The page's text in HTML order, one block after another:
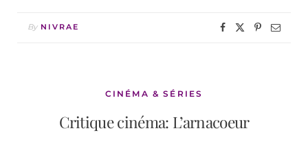
By NIVRAE
CINÉMA & SÉRIES
Critique cinéma: L’arnacoeur